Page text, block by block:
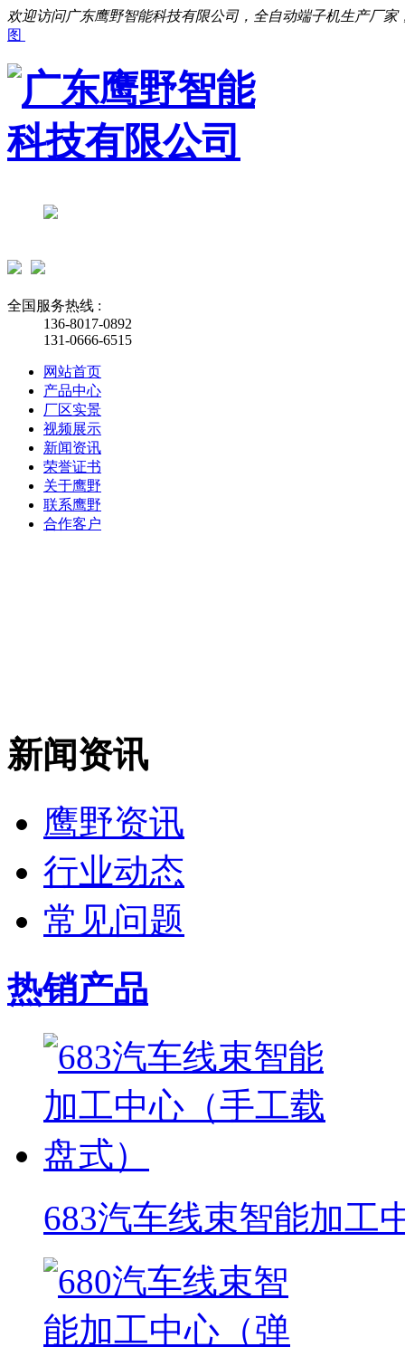
欢迎访问广东鹰野智能科技有限公司，全自动端子机生产厂家
图
全国服务热线 :
136-8017-0892
131-0666-6515
网站首页
产品中心
厂区实景
视频展示
新闻资讯
荣誉证书
关于鹰野
联系鹰野
合作客户
新闻资讯
鹰野资讯
行业动态
常见问题
热销产品
683汽车线束智能加工